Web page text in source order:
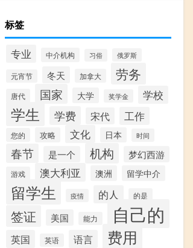
标签
专业 中介机构 习俗 俄罗斯
元宵节 冬天 加拿大 劳务
唐代 国家 大学 奖学金 学校
学生 学费 宋代 工作
您的 攻略 文化 日本 时间
春节 是一个 机构 梦幻西游
游戏 澳大利亚 澳洲 留学中介
留学生 疫情 的人 的是
签证 美国 能力 自己的
英国 英语 语言 费用